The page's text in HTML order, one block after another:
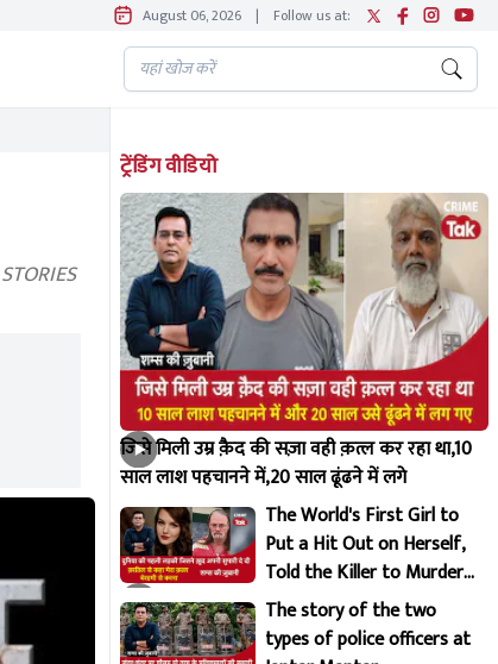
August 06, 2026 | Follow us at:
ट्रेंडिंग वीडियो
जिसे मिली उम्र क़ैद की सज़ा वही क़त्ल कर रहा था,10
साल लाश पहचानने में,20 साल ढूंढने में लगे
The World's First Girl to
Put a Hit Out on Herself,
Told the Killer to Murder
Her Brutally
The story of the two
types of police officers at